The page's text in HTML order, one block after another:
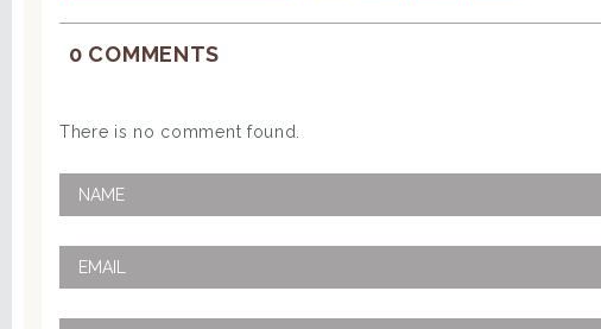
0 COMMENTS
There is no comment found.